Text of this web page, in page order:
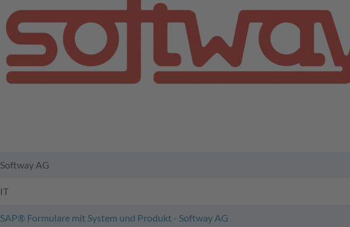
Softway AG
IT
SAP® Formulare mit System und Produkt - Softway AG